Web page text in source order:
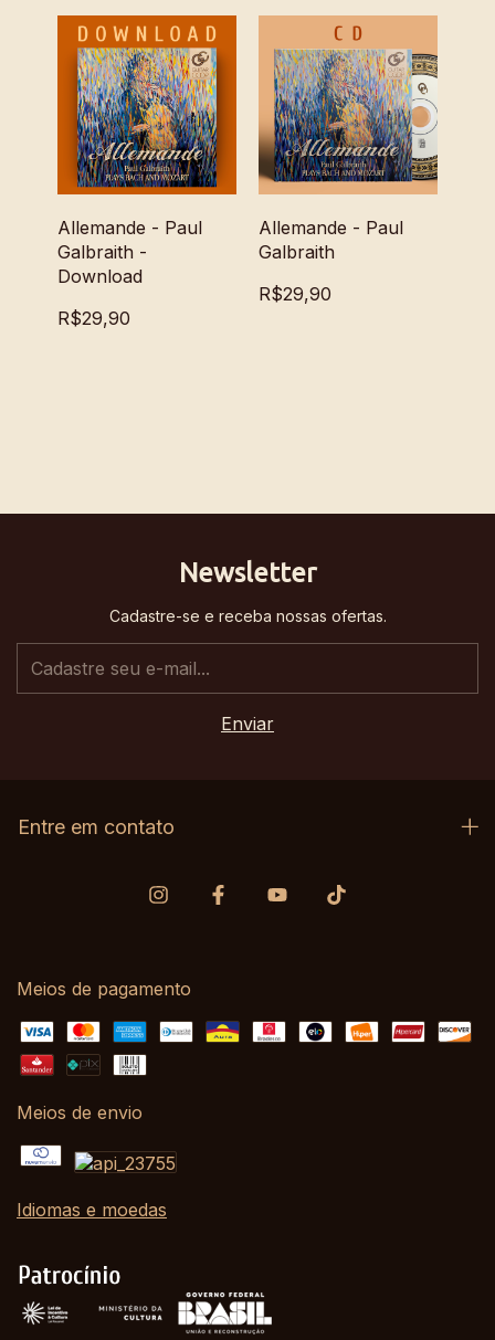
Allemande - Paul
Galbraith -
Download
R$29,90
Allemande - Paul
Galbraith
R$29,90
Newsletter
Cadastre-se e receba nossas ofertas.
Entre em contato
Meios de pagamento
Meios de envio
Idiomas e moedas